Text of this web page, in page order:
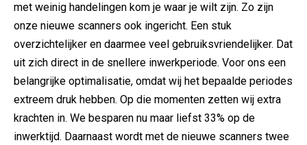
met weinig handelingen kom je waar je wilt zijn. Zo zijn
onze nieuwe scanners ook ingericht. Een stuk
overzichtelijker en daarmee veel gebruiksvriendelijker. Dat
uit zich direct in de snellere inwerkperiode. Voor ons een
belangrijke optimalisatie, omdat wij het bepaalde periodes
extreem druk hebben. Op die momenten zetten wij extra
krachten in. We besparen nu maar liefst 33% op de
inwerktijd. Daarnaast wordt met de nieuwe scanners twee